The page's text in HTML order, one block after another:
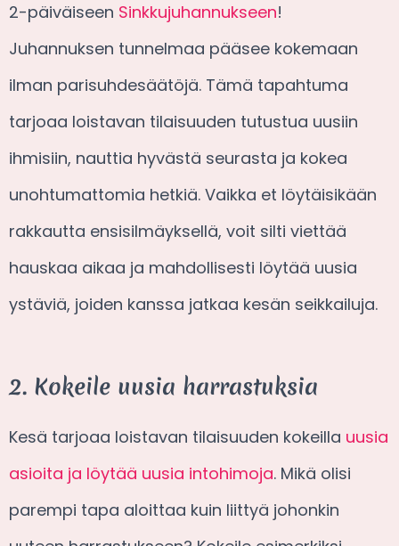
2-päiväiseen Sinkkujuhannukseen!
Juhannuksen tunnelmaa pääsee kokemaan
ilman parisuhdesäätöjä. Tämä tapahtuma
tarjoaa loistavan tilaisuuden tutustua uusiin
ihmisiin, nauttia hyvästä seurasta ja kokea
unohtumattomia hetkiä. Vaikka et löytäisikään
rakkautta ensisilmäyksellä, voit silti viettää
hauskaa aikaa ja mahdollisesti löytää uusia
ystäviä, joiden kanssa jatkaa kesän seikkailuja.
2. Kokeile uusia harrastuksia
Kesä tarjoaa loistavan tilaisuuden kokeilla uusia
asioita ja löytää uusia intohimoja. Mikä olisi
parempi tapa aloittaa kuin liittyä johonkin